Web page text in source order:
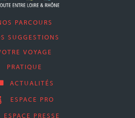
PARCOURS
SUGGESTIONS
VOYAGE
PRATIQUE
ACTUALITÉS
ESPACE PRO
ESPACE PRESSE